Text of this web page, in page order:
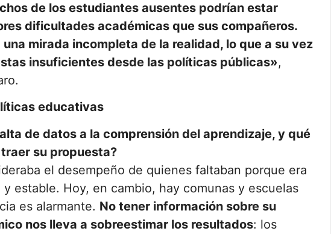
de los estudiantes ausentes podrían estar
dificultades académicas que sus compañeros.
mirada incompleta de la realidad, lo que a su vez
insuficientes desde las políticas públicas»,
educativas
de datos a la comprensión del aprendizaje, y qué
su propuesta?
el desempeño de quienes faltaban porque era
estable. Hoy, en cambio, hay comunas y escuelas
es alarmante. No tener información sobre su
nos lleva a sobreestimar los resultados: los